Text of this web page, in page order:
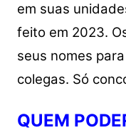
em suas
feito em 2023.
seus nomes
colegas. Só
QUEM